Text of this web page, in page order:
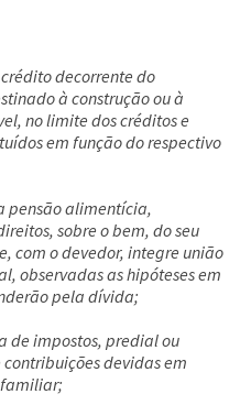
decorrente do
à construção ou à
no limite dos créditos e
em função do respectivo
pensão alimentícia,
sobre o bem, do seu
com o devedor, integre união
observadas as hipóteses em
pela dívida;
de impostos, predial ou
devidas em